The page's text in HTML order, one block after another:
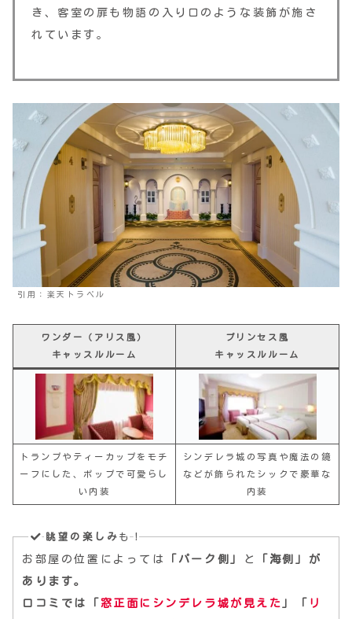
き、客室の扉も物語の入り口のような装飾が施さ
れています。
引用：楽天トラベル
ワンダー（アリス風）
キャッスルルーム
プリンセス風
キャッスルルーム
トランプやティーカップをモチ
ーフにした、ポップで可愛らし
い内装
シンデレラ城の写真や魔法の鏡
などが飾られたシックで豪華な
内装
眺望の楽しみ も！
お部屋の位置によっては 「パーク側」 と 「海側」
が
あります。
口コミでは「 窓正面にシンデレラ城が見えた
リ